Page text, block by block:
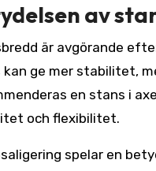
av
är avgörande
kan ge mer stabilitet,
en stans i
och flexibilitet.
spelar en